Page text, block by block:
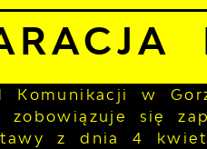
Komunikacji w
zobowiązuje się
z dnia 4